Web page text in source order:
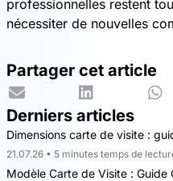
professionnelles restent
nécessiter de nouvelles
Partager cet article
Derniers articles
Dimensions carte de visite :
21.07.26 • 5 minutes temps de
Modèle Carte de Visite : Guide